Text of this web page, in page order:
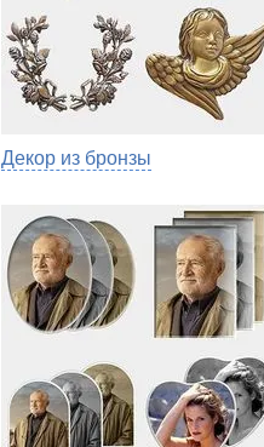
Декор из бронзы